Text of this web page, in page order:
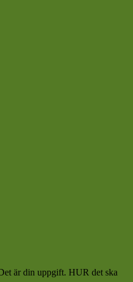
är din uppgift. HUR det ska